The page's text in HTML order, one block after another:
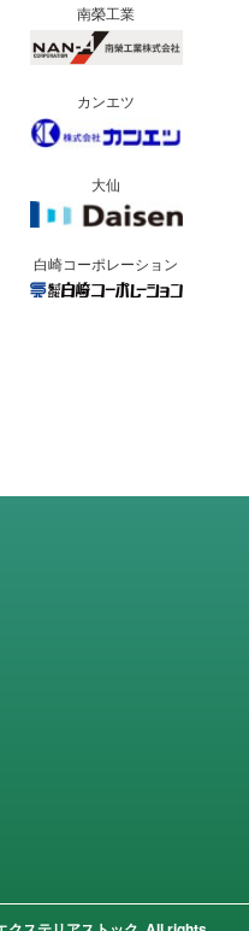
南榮工業
カンエツ
大仙
白崎コーポレーション